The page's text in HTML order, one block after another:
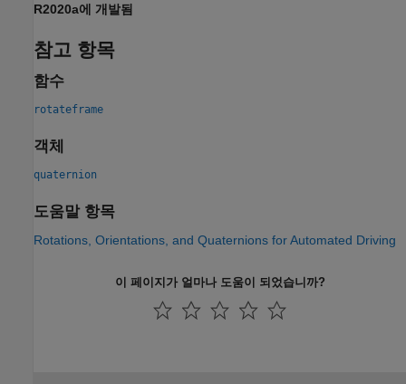
R2020a에 개발됨
참고 항목
함수
rotateframe
객체
quaternion
도움말 항목
Rotations, Orientations, and Quaternions for Automated Driving
이 페이지가 얼마나 도움이 되었습니까?